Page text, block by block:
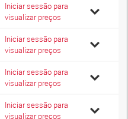
Iniciar sessão para
visualizar preços
Iniciar sessão para
visualizar preços
Iniciar sessão para
visualizar preços
Iniciar sessão para
visualizar preços